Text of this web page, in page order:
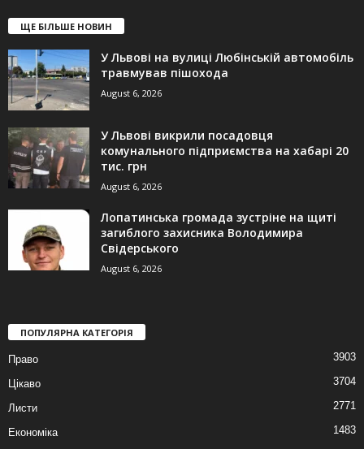
ЩЕ БІЛЬШЕ НОВИН
У Львові на вулиці Любінській автомобіль
травмував пішохода
August 6, 2026
У Львові викрили посадовця
комунального підприємства на хабарі 20
тис. грн
August 6, 2026
Лопатинська громада зустріне на щиті
загиблого захисника Володимира
Свідерського
August 6, 2026
ПОПУЛЯРНА КАТЕГОРІЯ
Право 3903
Цікаво 3704
Листи 2771
Економіка
1483